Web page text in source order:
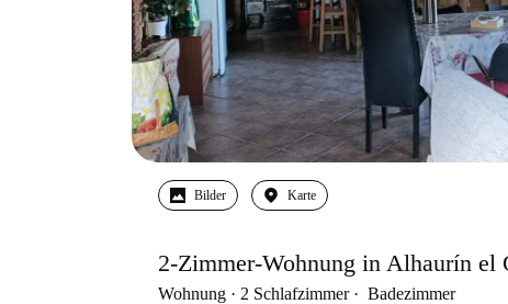
Bilder Karte
2-Zimmer-Wohnung in Alhaurín el
Wohnung 2 Schlafzimmer Badezimmer